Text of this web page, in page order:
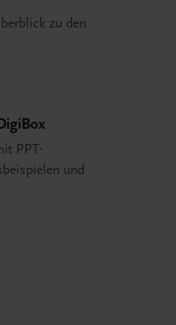
zu den
PPT-
und